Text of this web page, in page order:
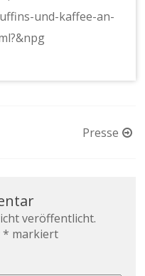
und-kaffee-an-
Presse
veröffentlicht.
* markiert